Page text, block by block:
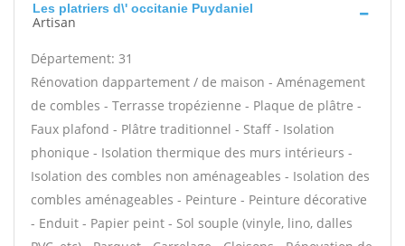
Les platriers d\' occitanie Puydaniel
Artisan
Département: 31
Rénovation dappartement / de maison - Aménagement
de combles - Terrasse tropézienne - Plaque de plâtre -
Faux plafond - Plâtre traditionnel - Staff - Isolation
phonique - Isolation thermique des murs intérieurs -
Isolation des combles non aménageables - Isolation des
combles aménageables - Peinture - Peinture décorative
- Enduit - Papier peint - Sol souple (vinyle, lino, dalles